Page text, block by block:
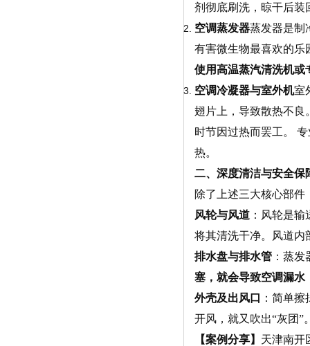
剂彻底刷洗，晾干后装
空调蒸发器蒸发器是制
有害微生物最喜欢的乐
使用高温蒸汽清洗机或
空调冷凝器与室外机室
翅片上，导致散热不良
时节因过热而罢工。
专
热。
二、深度清洁与安全保
除了上述三大核心部件
风轮与风道 ：风轮是
将其清洗干净。风道内
排水盘与排水管 ：蒸
塞，就会导致空调漏水
外壳及出风口
：简单
开风，就又吹出“灰团”
【案例分享】 天津南开